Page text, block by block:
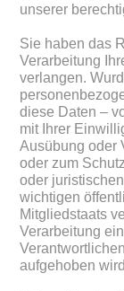
unserer
Sie haben das
Verarbeitung
verlangen.
diese Daten –
mit Ihrer
Ausübung oder
oder zum
oder
wichtigen
Mitgliedstaats
Verarbeitung
aufgehoben